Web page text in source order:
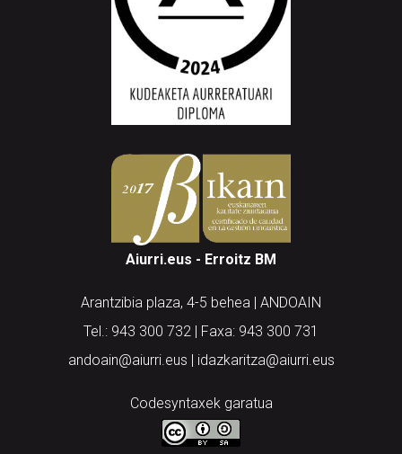
Aiurri.eus - Erroitz BM
Arantzibia plaza, 4-5 behea | ANDOAIN
Tel.: 943 300 732 | Faxa: 943 300 731
andoain@aiurri.eus | idazkaritza@aiurri.eus
Codesyntaxek garatua